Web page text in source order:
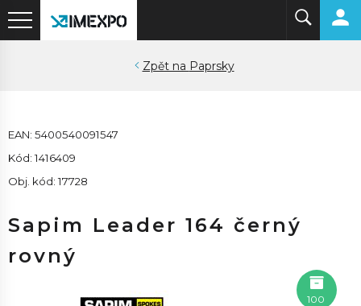
Paprsky
EAN: 5400540091547
Kód: 1416409
Obj. kód: 17728
Sapim Leader 164 černý
rovný
100